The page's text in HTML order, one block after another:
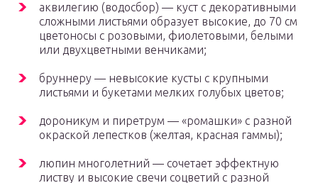
аквилегию (водосбор) — куст с декоративными
сложными листьями образует высокие, до 70 см
цветоносы с розовыми, фиолетовыми, белыми
или двухцветными венчиками;
бруннеру — невысокие кусты с крупными
листьями и букетами мелких голубых цветов;
дороникум и пиретрум — «ромашки» с разной
окраской лепестков (желтая, красная гаммы);
люпин многолетний — сочетает эффектную
листву и высокие свечи соцветий с разной